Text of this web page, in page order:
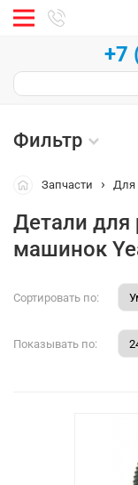
+7
Фильтр
Запчасти Для
Детали для
машинок
Сортировать по:
Показывать по: